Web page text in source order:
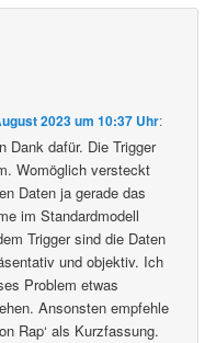
2023 um 10:37 Uhr:
Dank dafür. Die Trigger
Womöglich versteckt
Daten ja gerade das
im Standardmodell
Trigger sind die Daten
und objektiv. Ich
Problem etwas
Ansonsten empfehle
Rap‘ als Kurzfassung.